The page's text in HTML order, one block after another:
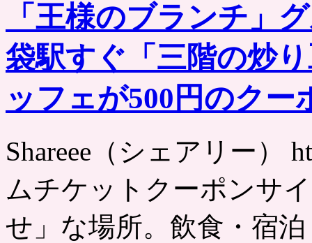
「王様のブランチ」
袋駅すぐ「三階の炒
ッフェが500円のク
Shareee（シェアリー）
ムチケットクーポンサ
せ」な場所。飲食・宿